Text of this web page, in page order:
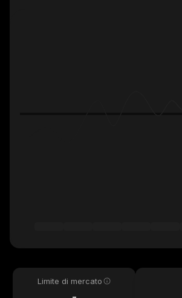
Limite di mercato